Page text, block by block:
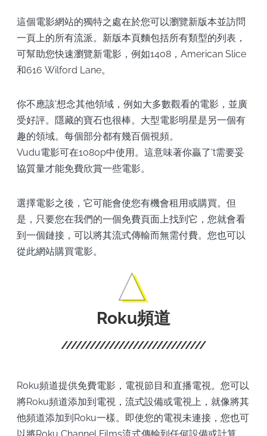
這個電影網站的獨特之處在於您可以瀏覽新版本並訪問
一頁上的所有流派。新版本頁麵包括所有類型的列表，
可幫助您快速瀏覽新電影，例如1408，American Slice
和616 Wilford Lane。
你不應該'想念其他領域，例如大多數觀看的電影，並廣
受好評。隱藏的寶石也很棒。大型電影明星是另一個有
趣的領域。每個部分都有幾百個視頻。
Vudu電影可在1080p中使用。這意味著你贏了't需要妥
協質量才能免費欣賞一些電影。
選擇電影之後，它可能會使您有機會租用或購買。但
是，只要您在我們的一個免費頁面上找到它，您就會看
到一個鏈接，可以將其流式傳輸而無需付費。您也可以
從此網站購買電影。
Roku頻道
Roku頻道提供免費電影，電視節目和直播電視。您可以
將Roku頻道添加到電視，流式設備或電視上，就像將其
他頻道添加到Roku一樣。即使您的電視未連接，您也可